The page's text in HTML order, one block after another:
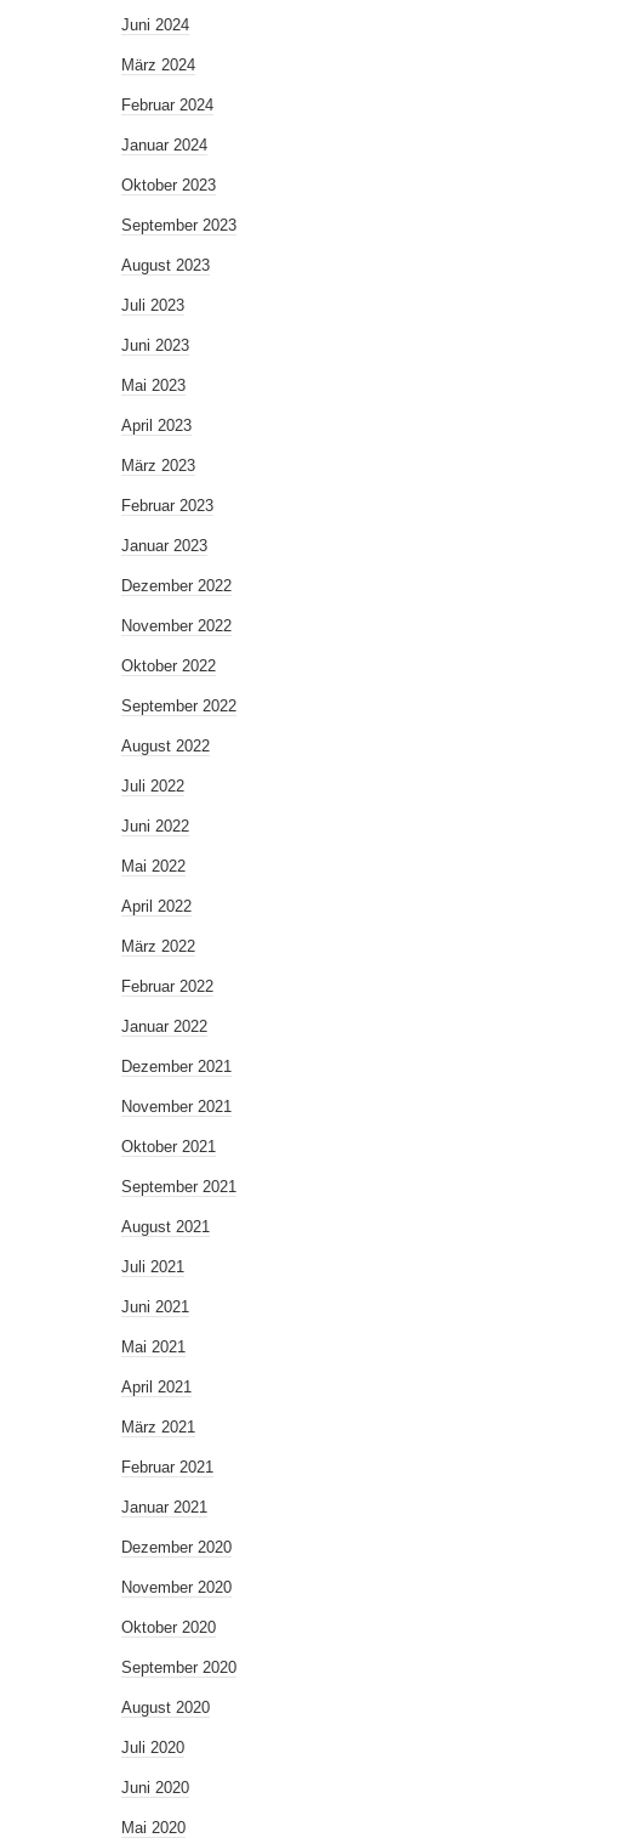
Juni 2024
März 2024
Februar 2024
Januar 2024
Oktober 2023
September 2023
August 2023
Juli 2023
Juni 2023
Mai 2023
April 2023
März 2023
Februar 2023
Januar 2023
Dezember 2022
November 2022
Oktober 2022
September 2022
August 2022
Juli 2022
Juni 2022
Mai 2022
April 2022
März 2022
Februar 2022
Januar 2022
Dezember 2021
November 2021
Oktober 2021
September 2021
August 2021
Juli 2021
Juni 2021
Mai 2021
April 2021
März 2021
Februar 2021
Januar 2021
Dezember 2020
November 2020
Oktober 2020
September 2020
August 2020
Juli 2020
Juni 2020
Mai 2020